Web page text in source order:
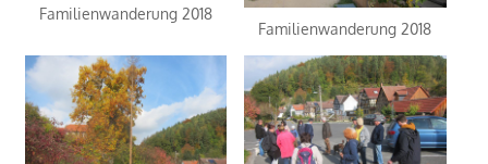
Familienwanderung 2018
Familienwanderung 2018